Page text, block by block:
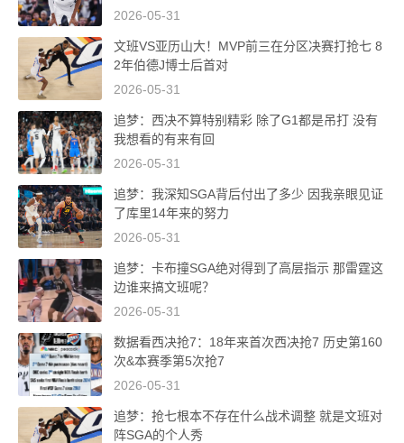
2026-05-31
文班VS亚历山大！MVP前三在分区决赛打抢七 8
2年伯德J博士后首对
2026-05-31
追梦：西决不算特别精彩 除了G1都是吊打 没有
我想看的有来有回
2026-05-31
追梦：我深知SGA背后付出了多少 因我亲眼见证
了库里14年来的努力
2026-05-31
追梦：卡布撞SGA绝对得到了高层指示 那雷霆这
边谁来搞文班呢？
2026-05-31
数据看西决抢7：18年来首次西决抢7 历史第160
次&本赛季第5次抢7
2026-05-31
追梦：抢七根本不存在什么战术调整 就是文班对
阵SGA的个人秀